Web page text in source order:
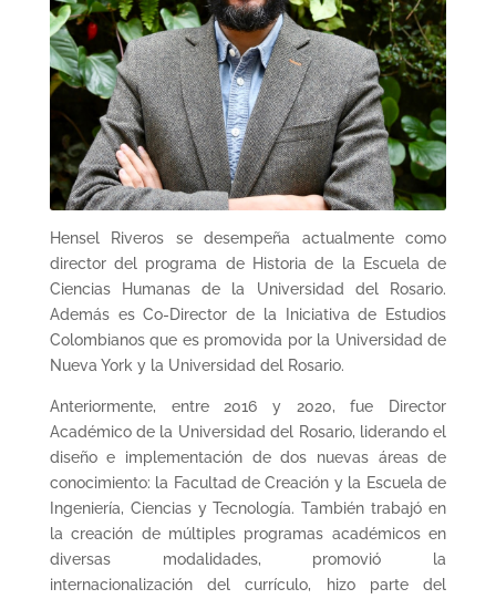
Hensel Riveros se desempeña actualmente como
director del programa de Historia de la Escuela de
Ciencias Humanas de la Universidad del Rosario.
Además es Co-Director de la Iniciativa de Estudios
Colombianos que es promovida por la Universidad de
Nueva York y la Universidad del Rosario.
Anteriormente, entre 2016 y 2020, fue Director
Académico de la Universidad del Rosario, liderando el
diseño e implementación de dos nuevas áreas de
conocimiento: la Facultad de Creación y la Escuela de
Ingeniería, Ciencias y Tecnología. También trabajó en
la creación de múltiples programas académicos en
diversas modalidades, promovió la
internacionalización del currículo, hizo parte del